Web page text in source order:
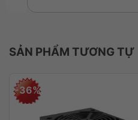
SẢN PHẨM TƯƠNG TỰ
-36%